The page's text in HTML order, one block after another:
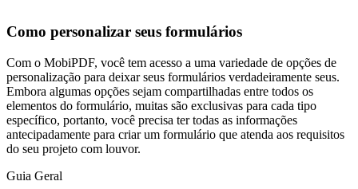
Como personalizar seus formulários
Com o MobiPDF, você tem acesso a uma variedade de opções de
personalização para deixar seus formulários verdadeiramente seus.
Embora algumas opções sejam compartilhadas entre todos os
elementos do formulário, muitas são exclusivas para cada tipo
específico, portanto, você precisa ter todas as informações
antecipadamente para criar um formulário que atenda aos requisitos
do seu projeto com louvor.
Guia Geral